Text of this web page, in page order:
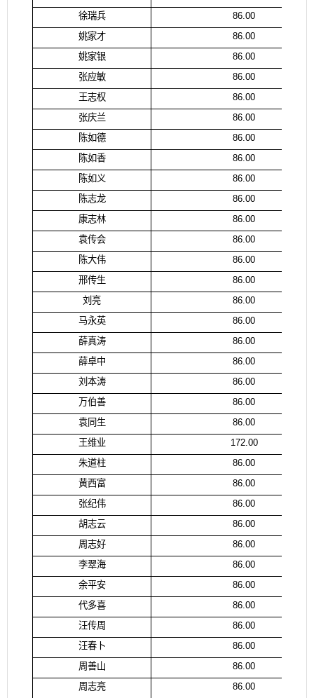
徐瑞兵
86.00
姚家才
86.00
姚家银
86.00
张应敏
86.00
王志权
86.00
张庆兰
86.00
陈如德
86.00
陈如香
86.00
陈如义
86.00
陈志龙
86.00
康志林
86.00
袁传会
86.00
陈大伟
86.00
邢传生
86.00
刘亮
86.00
马永英
86.00
薛真涛
86.00
薛卓中
86.00
刘本涛
86.00
万伯善
86.00
袁同生
86.00
王维业
172.00
朱道柱
86.00
黄西富
86.00
张纪伟
86.00
胡志云
86.00
周志好
86.00
李翠海
86.00
余平安
86.00
代多喜
86.00
汪传周
86.00
汪春卜
86.00
周善山
86.00
周志亮
86.00